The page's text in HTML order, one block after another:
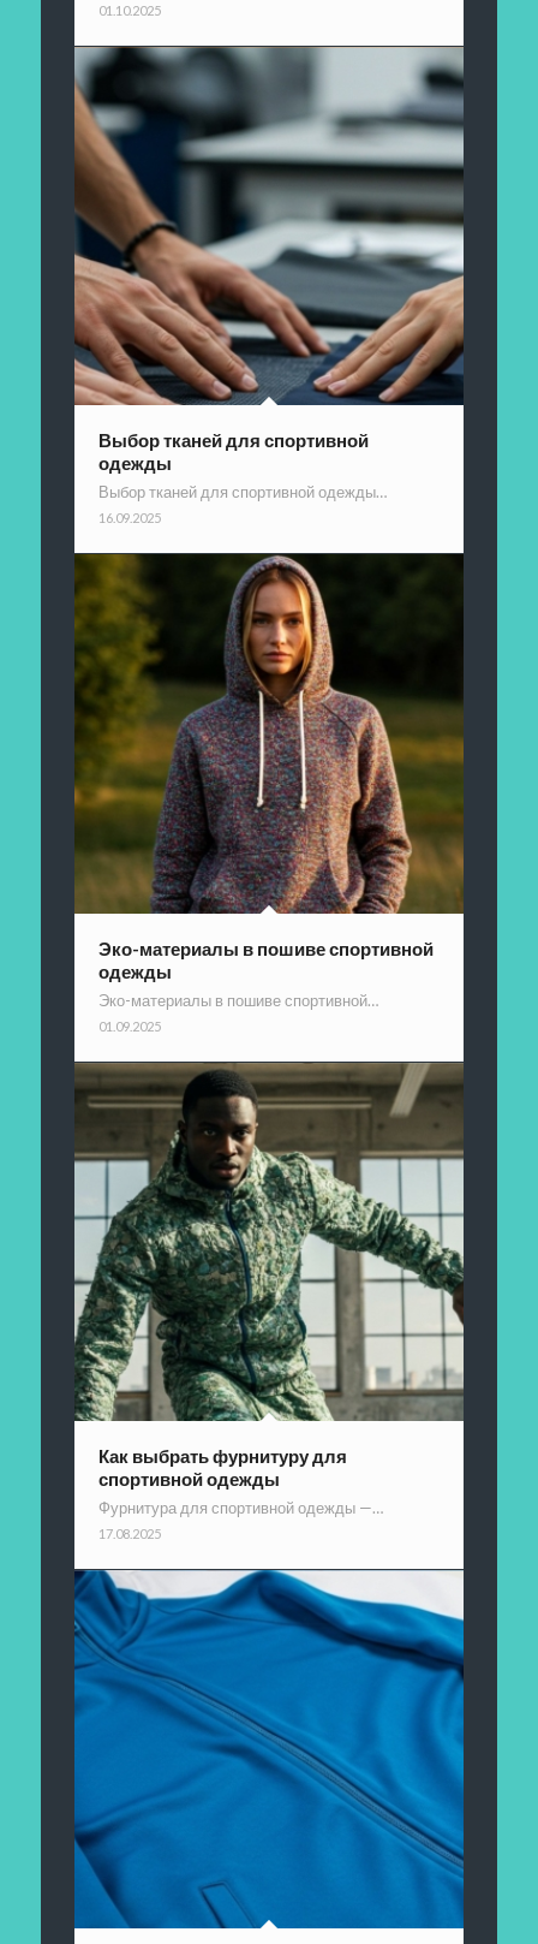
01.10.2025
Выбор тканей для спортивной
одежды
Выбор тканей для спортивной одежды…
16.09.2025
Эко-материалы в пошиве спортивной
одежды
Эко-материалы в пошиве спортивной…
01.09.2025
Как выбрать фурнитуру для
спортивной одежды
Фурнитура для спортивной одежды —…
17.08.2025